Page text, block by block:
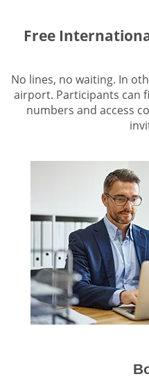
Free
No lines, no waiting. In
airport. Participants can
numbers and access